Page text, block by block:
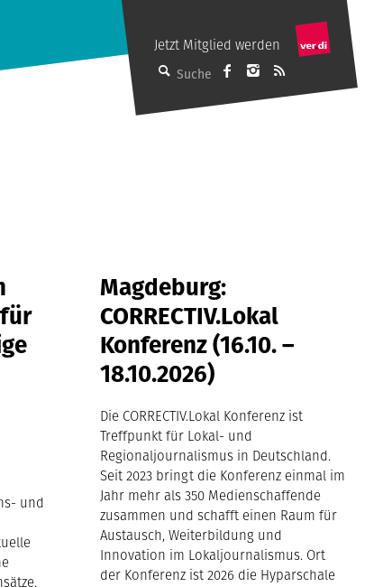
Jetzt Mitglied werden
Suche dju auf Facebook
M auf Instagram
Abonniere
und
Magdeburg:
CORRECTIV.Lokal
Konferenz (16.10. –
18.10.2026)
Die CORRECTIV.Lokal Konferenz ist
Treffpunkt für Lokal- und
Regionaljournalismus in Deutschland.
Seit 2023 bringt die Konferenz einmal im
Jahr mehr als 350 Medienschaffende
zusammen und schafft einen Raum für
Austausch, Weiterbildung und
Innovation im Lokaljournalismus. Ort
der Konferenz ist 2026 die Hyparschale